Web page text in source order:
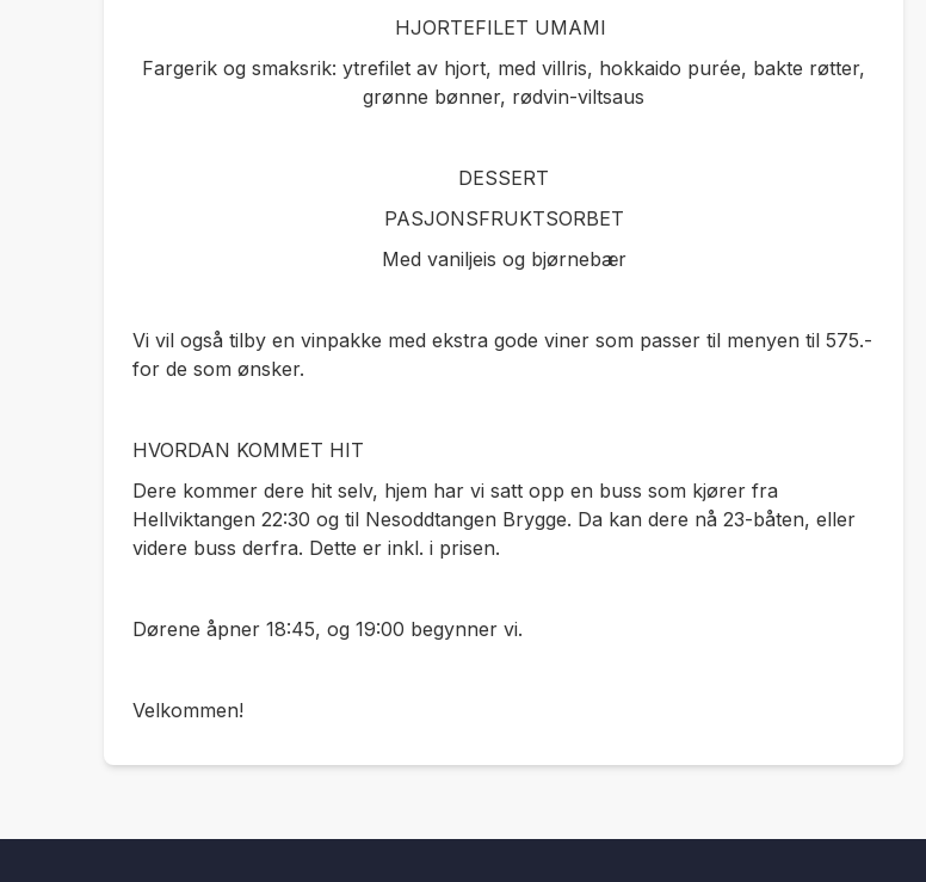
HJORTEFILET UMAMI
Fargerik og smaksrik: ytrefilet av hjort, med villris, hokkaido purée, bakte røtter,
grønne bønner, rødvin-viltsaus
DESSERT
PASJONSFRUKTSORBET
Med vaniljeis og bjørnebær
Vi vil også tilby en vinpakke med ekstra gode viner som passer til menyen til 575.-
for de som ønsker.
HVORDAN KOMMET HIT
Dere kommer dere hit selv, hjem har vi satt opp en buss som kjører fra
Hellviktangen 22:30 og til Nesoddtangen Brygge. Da kan dere nå 23-båten, eller
videre buss derfra. Dette er inkl. i prisen.
Dørene åpner 18:45, og 19:00 begynner vi.
Velkommen!